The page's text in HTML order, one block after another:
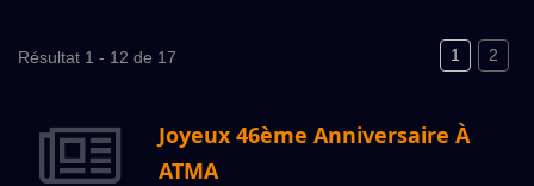
Résultat 1 - 12 de 17 1 2
Joyeux 46ème Anniversaire À
ATMA